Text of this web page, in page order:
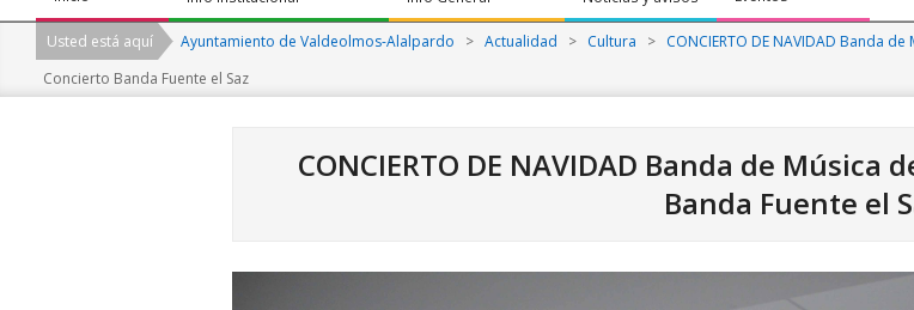
Navigation
Menu
Usted está aquí Ayuntamiento de Valdeolmos-Alalpardo > Actualidad > Cultura > CONCIERTO DE NAVIDAD Banda
Concierto Banda Fuente el Saz
CONCIERTO DE NAVIDAD Banda de Música
Banda Fuente el